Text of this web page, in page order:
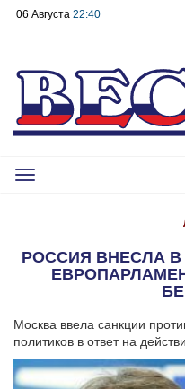
06 Августа 22:40
Toggle
РОССИЯ ВНЕСЛА
Москва ввела санкции
политиков в ответ на